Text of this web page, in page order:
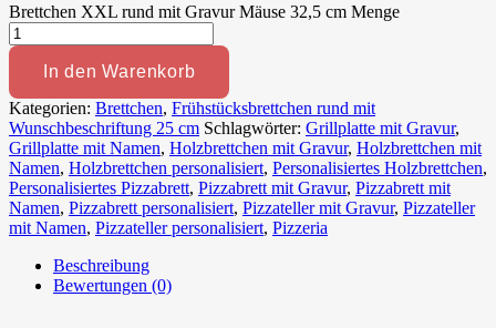
Brettchen XXL rund mit Gravur Mäuse 32,5 cm Menge
In den Warenkorb
Kategorien: Brettchen, Frühstücksbrettchen rund mit
Wunschbeschriftung 25 cm Schlagwörter: Grillplatte mit Gravur,
Grillplatte mit Namen, Holzbrettchen mit Gravur, Holzbrettchen mit
Namen, Holzbrettchen personalisiert, Personalisiertes Holzbrettchen,
Personalisiertes Pizzabrett, Pizzabrett mit Gravur, Pizzabrett mit
Namen, Pizzabrett personalisiert, Pizzateller mit Gravur, Pizzateller
mit Namen, Pizzateller personalisiert, Pizzeria
Beschreibung
Bewertungen (0)